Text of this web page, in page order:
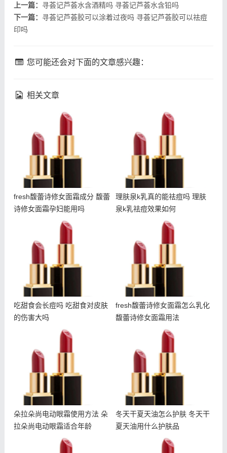
上一篇： 寻荟记芦荟水含酒精吗 寻荟记芦荟水含铅吗
下一篇： 寻荟记芦荟胶可以涂着过夜吗 寻荟记芦荟胶可以祛痘
印吗
您可能还会对下面的文章感兴趣：
相关文章
fresh馥蕾诗修女面霜成分
fresh馥蕾诗修女面霜成分 馥蕾
诗修女面霜孕妇能用吗
理肤泉k乳真的能祛痘吗 理
理肤泉k乳真的能祛痘吗 理肤
泉k乳祛痘效果如何
吃甜食会长痘吗 吃甜食对
吃甜食会长痘吗 吃甜食对皮肤
的伤害大吗
fresh馥蕾诗修女面霜怎么
fresh馥蕾诗修女面霜怎么乳化
馥蕾诗修女面霜用法
朵拉朵尚电动眼霜使用方法
朵拉朵尚电动眼霜使用方法 朵
拉朵尚电动眼霜适合年龄
冬天干夏天油怎么护肤 冬
冬天干夏天油怎么护肤 冬天干
夏天油用什么护肤品
朵拉朵尚除螨皂成分 朵拉
兰蔻菁纯面霜成分 兰蔻菁